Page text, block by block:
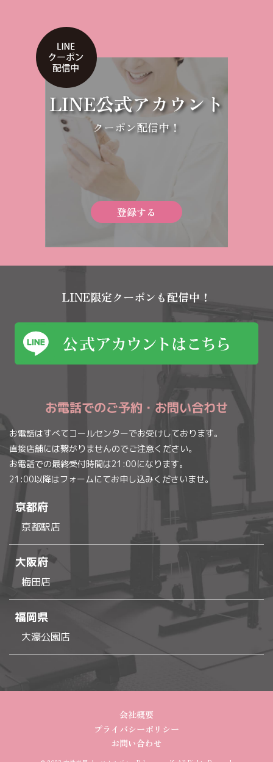
LINE公式アカウント
クーポン配信中！
登録する
LINE限定クーポンも配信中！
お電話でのご予約・お問い合わせ
お電話はすべてコールセンターでお受けしております。
直接店舗には繋がりませんのでご注意ください。
お電話での最終受付時間は21:00になります。
21:00以降はフォームにてお申し込みくださいませ。
京都府
京都駅店
大阪府
梅田店
福岡県
大濠公園店
会社概要
プライバシーポリシー
お問い合わせ